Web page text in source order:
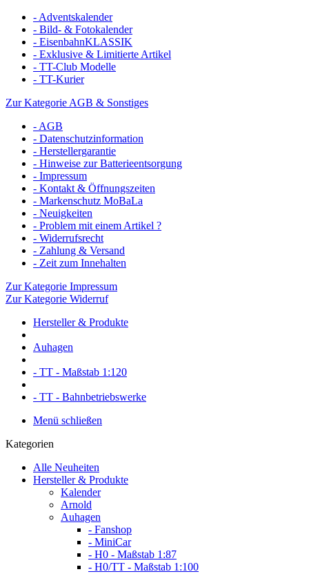
- Adventskalender
- Bild- & Fotokalender
- EisenbahnKLASSIK
- Exklusive & Limitierte Artikel
- TT-Club Modelle
- TT-Kurier
Zur Kategorie AGB & Sonstiges
- AGB
- Datenschutzinformation
- Herstellergarantie
- Hinweise zur Batterieentsorgung
- Impressum
- Kontakt & Öffnungszeiten
- Markenschutz MoBaLa
- Neuigkeiten
- Problem mit einem Artikel ?
- Widerrufsrecht
- Zahlung & Versand
- Zeit zum Innehalten
Zur Kategorie Impressum
Zur Kategorie Widerruf
Hersteller & Produkte
Auhagen
- TT - Maßstab 1:120
- TT - Bahnbetriebswerke
Menü schließen
Kategorien
Alle Neuheiten
Hersteller & Produkte
Kalender
Arnold
Auhagen
- Fanshop
- MiniCar
- H0 - Maßstab 1:87
- H0/TT - Maßstab 1:100